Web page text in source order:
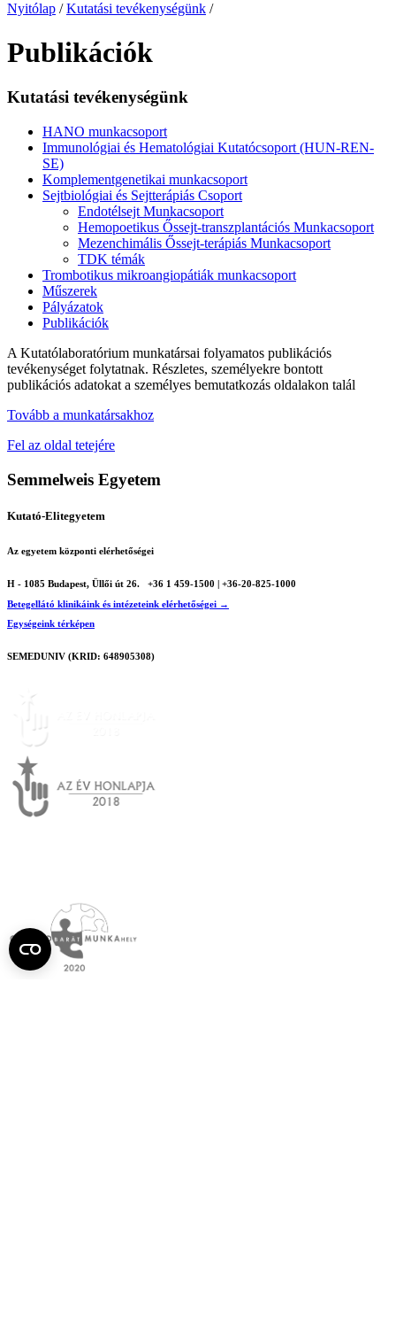
Nyitólap / Kutatási tevékenységünk /
Publikációk
Kutatási tevékenységünk
HANO munkacsoport
Immunológiai és Hematológiai Kutatócsoport (HUN-REN-
SE)
Komplementgenetikai munkacsoport
Sejtbiológiai és Sejtterápiás Csoport
Endotélsejt Munkacsoport
Hemopoetikus Őssejt-transzplantációs Munkacsoport
Mezenchimális Őssejt-terápiás Munkacsoport
TDK témák
Trombotikus mikroangiopátiák munkacsoport
Műszerek
Pályázatok
Publikációk
A Kutatólaboratórium munkatársai folyamatos publikációs
tevékenységet folytatnak. Részletes, személyekre bontott
publikációs adatokat a személyes bemutatkozás oldalakon talál
Tovább a munkatársakhoz
Fel az oldal tetejére
Semmelweis Egyetem
Kutató-Elitegyetem
Az egyetem központi elérhetőségei
H - 1085 Budapest, Üllői út 26.
+36 1 459-1500 | +36-20-825-1000
Betegellátó klinikáink és intézeteink elérhetőségei →
Egységeink térképen
SEMEDUNIV (KRID: 648905308)